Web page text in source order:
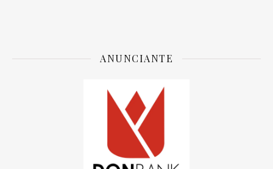
ANUNCIANTE